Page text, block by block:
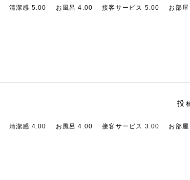
清潔感 5.00 お風呂 4.00 接客サービス 5.00 お部
投
清潔感 4.00 お風呂 4.00 接客サービス 3.00 お部